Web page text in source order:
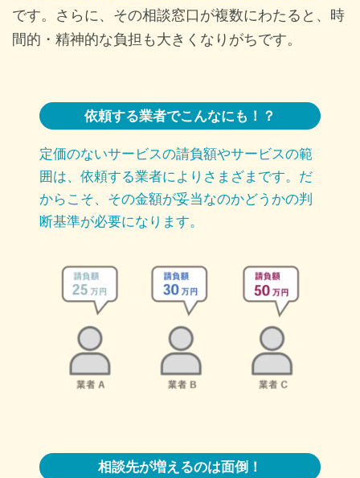
です。さらに、その相談窓口が複数にわたると、時
間的・精神的な負担も大きくなりがちです。
依頼する業者でこんなにも！？
定価のないサービスの請負額やサービスの範
囲は、依頼する業者によりさまざまです。だ
からこそ、その金額が妥当なのかどうかの判
断基準が必要になります。
相談先が増えるのは面倒！